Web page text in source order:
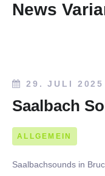
News
29. JULI 2025
Saalbach
ALLGEMEIN
Saalbachsounds in